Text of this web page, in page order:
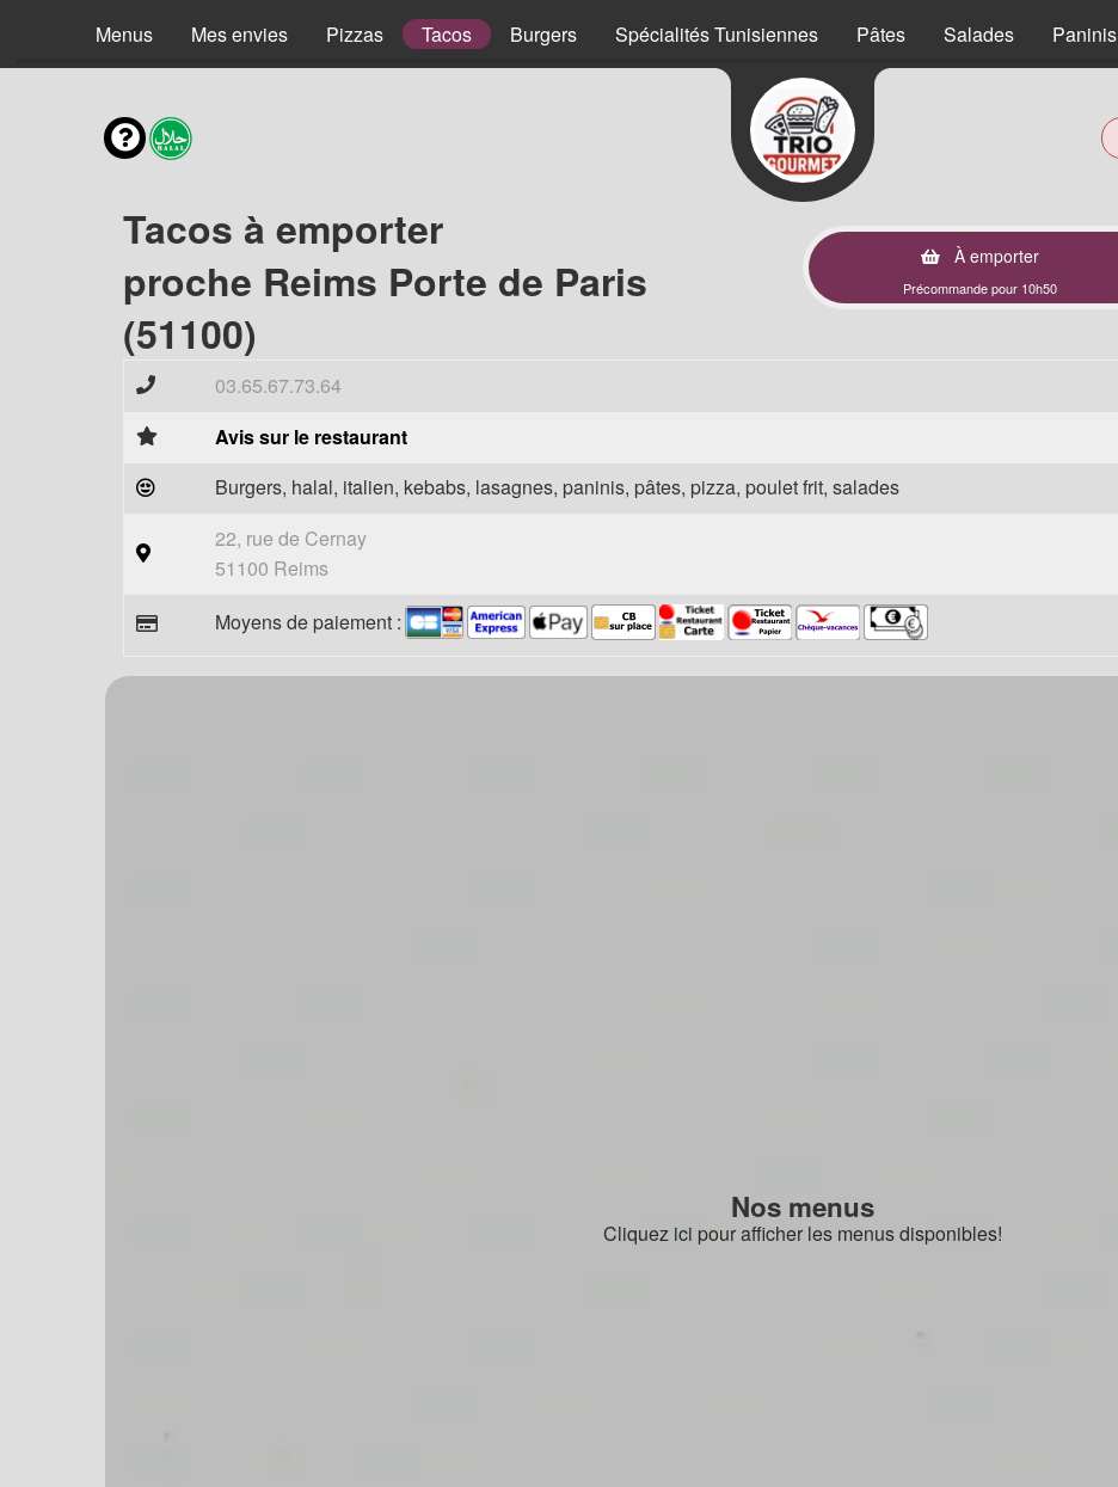
Menus Mes envies Pizzas Tacos Burgers Spécialités Tunisiennes Pâtes Salades Paninis
Tacos à emporter
proche Reims Porte de Paris
(51100)
À emporter
Précommande pour 10h50
03.65.67.73.64
Avis sur le restaurant
Burgers, halal, italien, kebabs, lasagnes, paninis, pâtes, pizza, poulet frit, salades
22, rue de Cernay
51100 Reims
Moyens de paiement :
Nos menus
Cliquez ici pour afficher les menus disponibles!